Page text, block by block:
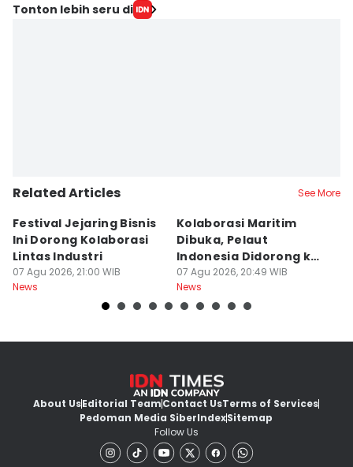
Tonton lebih seru di
Related Articles See More
Festival Jejaring Bisnis
Ini Dorong Kolaborasi
Lintas Industri
07 Agu 2026, 21:00 WIB
News
Kolaborasi Maritim
Dibuka, Pelaut
Indonesia Didorong ke
Pasar Global
07 Agu 2026, 20:49 WIB
News
About UsEditorial TeamContact UsTerms of Services
Pedoman Media SiberIndexSitemap
Follow Us